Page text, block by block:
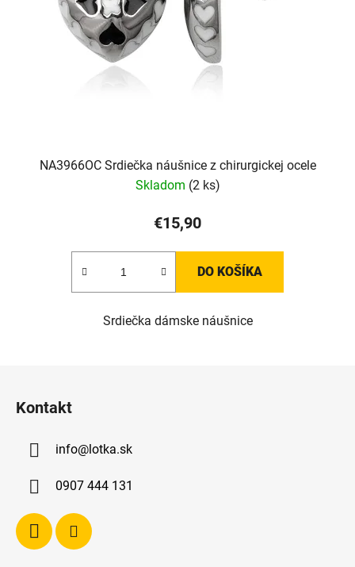
NA3966OC Srdiečka náušnice z chirurgickej ocele
Skladom (2 ks)
€15,90
DO KOŠÍKA
Srdiečka dámske náušnice
Kontakt
info@lotka.sk
0907 444 131